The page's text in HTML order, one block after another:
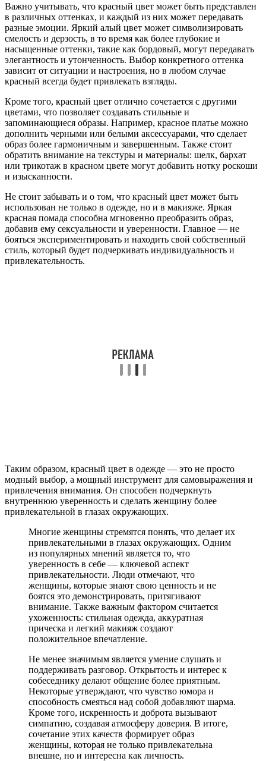
Важно учитывать, что красный цвет может быть представлен
в различных оттенках, и каждый из них может передавать
разные эмоции. Яркий алый цвет может символизировать
смелость и дерзость, в то время как более глубокие и
насыщенные оттенки, такие как бордовый, могут передавать
элегантность и утонченность. Выбор конкретного оттенка
зависит от ситуации и настроения, но в любом случае
красный всегда будет привлекать взгляды.
Кроме того, красный цвет отлично сочетается с другими
цветами, что позволяет создавать стильные и
запоминающиеся образы. Например, красное платье можно
дополнить черными или белыми аксессуарами, что сделает
образ более гармоничным и завершенным. Также стоит
обратить внимание на текстуры и материалы: шелк, бархат
или трикотаж в красном цвете могут добавить нотку роскоши
и изысканности.
Не стоит забывать и о том, что красный цвет может быть
использован не только в одежде, но и в макияже. Яркая
красная помада способна мгновенно преобразить образ,
добавив ему сексуальности и уверенности. Главное — не
бояться экспериментировать и находить свой собственный
стиль, который будет подчеркивать индивидуальность и
привлекательность.
Таким образом, красный цвет в одежде — это не просто
модный выбор, а мощный инструмент для самовыражения и
привлечения внимания. Он способен подчеркнуть
внутреннюю уверенность и сделать женщину более
привлекательной в глазах окружающих.
Многие женщины стремятся понять, что делает их
привлекательными в глазах окружающих. Одним
из популярных мнений является то, что
уверенность в себе — ключевой аспект
привлекательности. Люди отмечают, что
женщины, которые знают свою ценность и не
боятся это демонстрировать, притягивают
внимание. Также важным фактором считается
ухоженность: стильная одежда, аккуратная
прическа и легкий макияж создают
положительное впечатление.
Не менее значимым является умение слушать и
поддерживать разговор. Открытость и интерес к
собеседнику делают общение более приятным.
Некоторые утверждают, что чувство юмора и
способность смеяться над собой добавляют шарма.
Кроме того, искренность и доброта вызывают
симпатию, создавая атмосферу доверия. В итоге,
сочетание этих качеств формирует образ
женщины, которая не только привлекательна
внешне, но и интересна как личность.